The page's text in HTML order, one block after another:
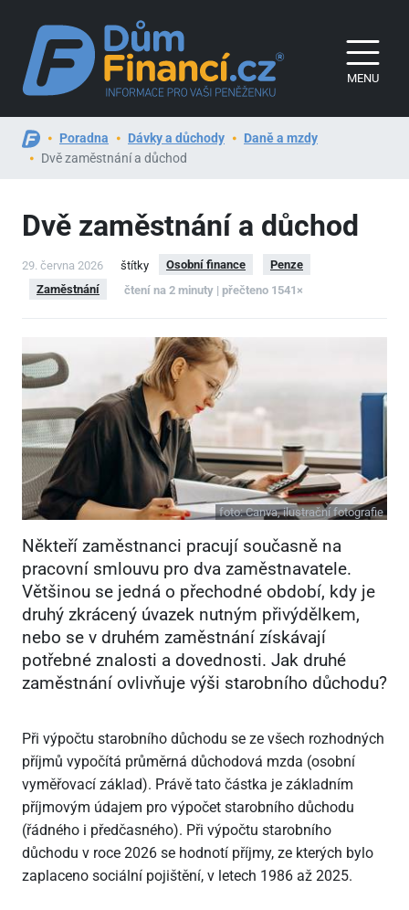
MENU
Poradna Dávky a důchody
Daně a mzdy
Dvě zaměstnání a důchod
Dvě zaměstnání a důchod
29. června 2026 štítky Osobní finance
Penze
Zaměstnání
čtení na 2 minuty | přečteno 1541×
foto:Canva, ilustrační fotografie
Někteří zaměstnanci pracují současně na
pracovní smlouvu pro dva zaměstnavatele.
Většinou se jedná o přechodné období, kdy je
druhý zkrácený úvazek nutným přivýdělkem,
nebo se v druhém zaměstnání získávají
potřebné znalosti a dovednosti. Jak druhé
zaměstnání ovlivňuje výši starobního důchodu?
Při výpočtu starobního důchodu se ze všech rozhodných
příjmů vypočítá průměrná důchodová mzda (osobní
vyměřovací základ). Právě tato částka je základním
příjmovým údajem pro výpočet starobního důchodu
(řádného i předčasného). Při výpočtu starobního
důchodu v roce 2026 se hodnotí příjmy, ze kterých bylo
zaplaceno sociální pojištění, v letech 1986 až 2025.